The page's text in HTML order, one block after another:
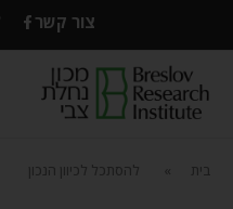
צור קשר
בית להסתכל לכיוון הנכון